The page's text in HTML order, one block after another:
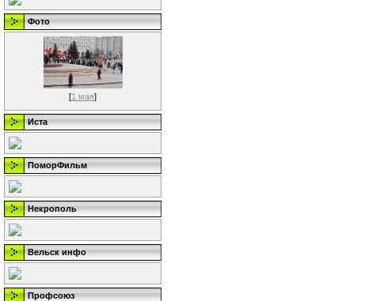
Фото
[1 мая]
Иста
ПоморФильм
Некрополь
Вельск инфо
Профсоюз